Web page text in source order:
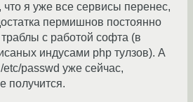
что я уже все сервисы перенес,
пермишнов постоянно
с работой софта (в
индусами php тулзов). А
etc/passwd уже сейчас,
получится.